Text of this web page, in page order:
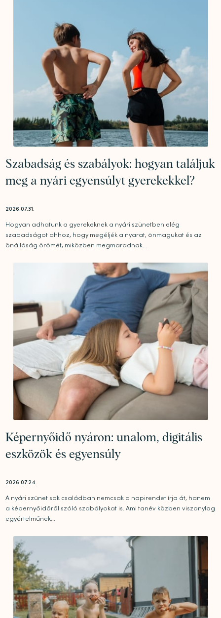
Szabadság és szabályok: hogyan találjuk
meg a nyári egyensúlyt gyerekekkel?
2026.07.31.
Hogyan adhatunk a gyerekeknek a nyári szünetben elég
szabadságot ahhoz, hogy megéljék a nyarat, önmagukat és az
önállóság örömét, miközben megmaradnak...
Képernyőidő nyáron: unalom, digitális
eszközök és egyensúly
2026.07.24.
A nyári szünet sok családban nemcsak a napirendet írja át, hanem
a képernyőidőről szóló szabályokat is. Ami tanév közben viszonylag
egyértelműnek...